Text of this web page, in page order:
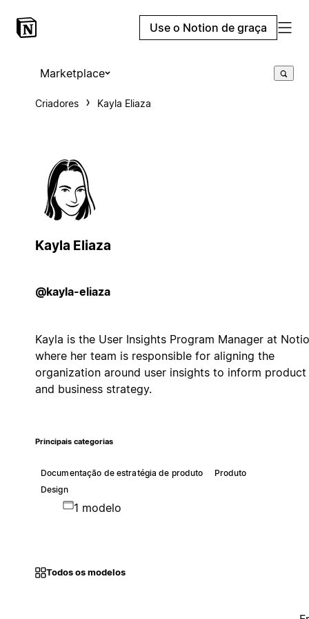
Use o Notion de graça
Marketplace
Criadores Kayla Eliaza
Kayla Eliaza
@kayla-eliaza
Kayla is the User Insights Program Manager at
where her team is responsible for aligning the
organization around user insights to inform product
and business strategy.
Principais categorias
Documentação de estratégia de produto
Produto
Design
1 modelo
Todos os modelos